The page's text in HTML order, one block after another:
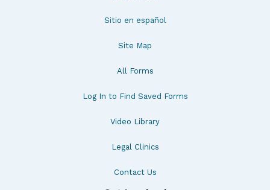
Sitio en español
Site Map
All Forms
Log In to Find Saved Forms
Video Library
Legal Clinics
Contact Us